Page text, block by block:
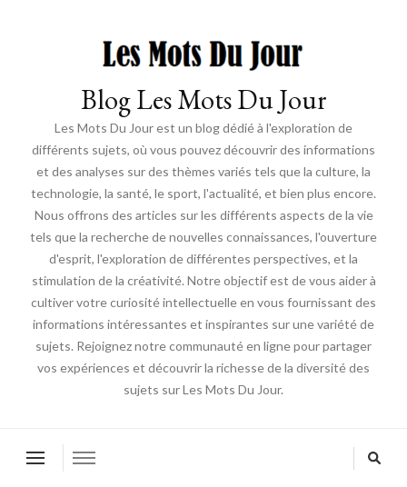
Blog Les Mots Du Jour
Les Mots Du Jour est un blog dédié à l'exploration de
différents sujets, où vous pouvez découvrir des informations
et des analyses sur des thèmes variés tels que la culture, la
technologie, la santé, le sport, l'actualité, et bien plus encore.
Nous offrons des articles sur les différents aspects de la vie
tels que la recherche de nouvelles connaissances, l'ouverture
d'esprit, l'exploration de différentes perspectives, et la
stimulation de la créativité. Notre objectif est de vous aider à
cultiver votre curiosité intellectuelle en vous fournissant des
informations intéressantes et inspirantes sur une variété de
sujets. Rejoignez notre communauté en ligne pour partager
vos expériences et découvrir la richesse de la diversité des
sujets sur Les Mots Du Jour.